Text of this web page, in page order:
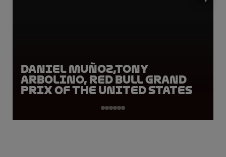
Daniel Muñoz,Tony
Arbolino, Red Bull Grand
Prix of the United States